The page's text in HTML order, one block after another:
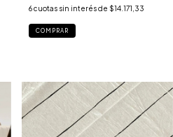
6 cuotas sin interés de $14.171,33